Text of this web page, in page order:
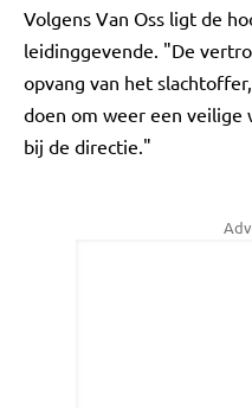
Volgens Van Oss ligt de
leidinggevende. "De
opvang van het
doen om weer een
bij de directie."